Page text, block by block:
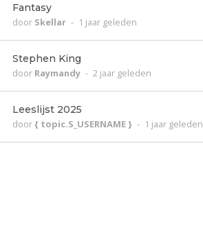
Fantasy
door Skellar - 1 jaar geleden
Stephen King
door Raymandy - 2 jaar geleden
Leeslijst 2025
door{ topic.S_USERNAME } - 1 jaar geleden